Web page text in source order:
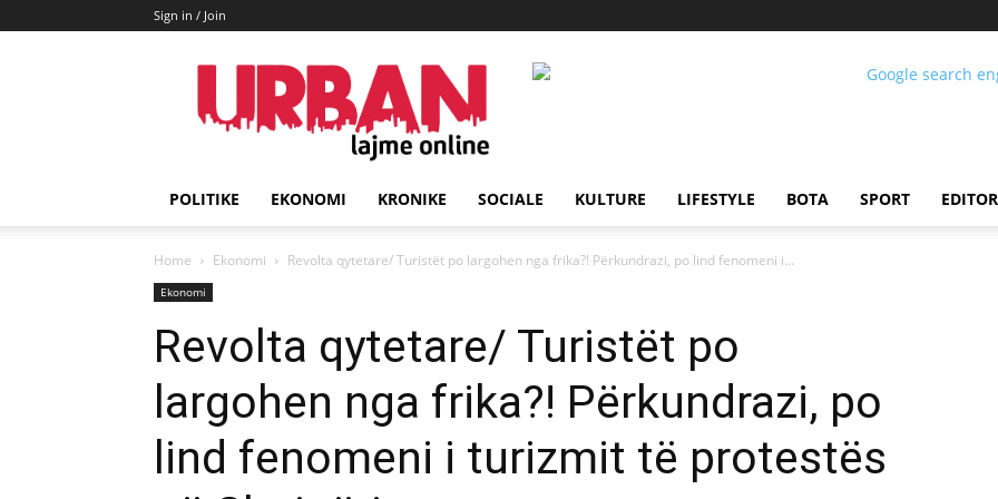
Sign in / Join
URBAN
Lajme
POLITIKE EKONOMI KRONIKE SOCIALE KULTURE LIFESTYLE BOTA SPORT
Home Ekonomi Revolta qytetare/ Turistët po largohen nga frika?! Përkundrazi, po lind fenomeni i...
Ekonomi
Revolta qytetare/ Turistët po
largohen nga frika?! Përkundrazi, po
lind fenomeni i turizmit të protestës